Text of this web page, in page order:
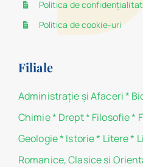
Politica de
Politica de cookie-uri
Filiale
Administraţie şi Afaceri*
Chimie* Drept* Filosofie*
Geologie* Istorie* Litere*
Romanice, Clasice si